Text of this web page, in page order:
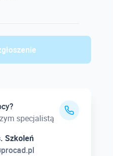
specjalistą
Szkoleń